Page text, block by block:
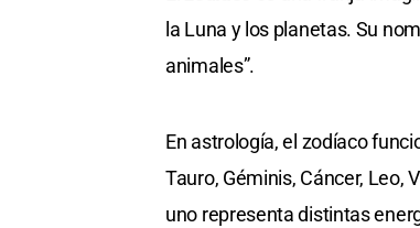
la Luna y los planetas. Su
animales”.
En astrología, el zodíaco
Tauro, Géminis, Cáncer, Leo,
uno representa distintas